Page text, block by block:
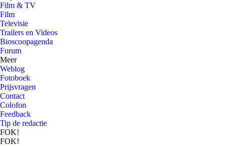
Film & TV
Film
Televisie
Trailers en Videos
Bioscoopagenda
Forum
Meer
Weblog
Fotoboek
Prijsvragen
Contact
Colofon
Feedback
Tip de redactie
FOK!
FOK!